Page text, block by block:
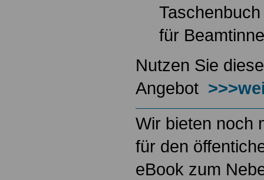
Taschenbuch
für
Nutzen Sie
Angebot
Wir bieten noch
für den
eBook zum